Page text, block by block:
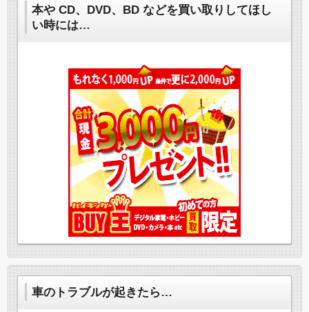
本や CD、DVD、BD などを買い取りしてほし
い時には…
車のトラブルが起きたら…